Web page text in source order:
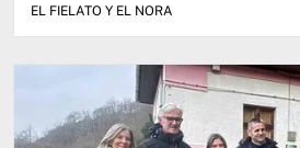
EL FIELATO Y EL NORA